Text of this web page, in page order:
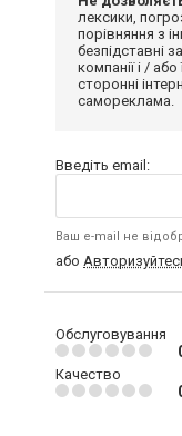
лексики,
порівняння з
безпідставні
компанії і /
сторонні
самореклама.
Введіть email:
Ваш e-mail не
або
Обслуговування
Качество